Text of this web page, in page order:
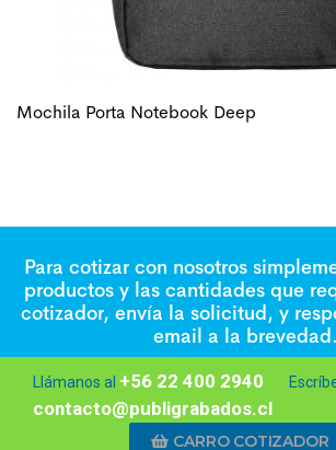
Mochila Porta Notebook Deep
Para cotizar con nosotros
productos y las cantidades que
cotizador, envía la solicitud, y
email a la brevedad.
Llámanos al +56 22 400 2940
contacto@publigrabados.cl
CARRO COTIZADOR